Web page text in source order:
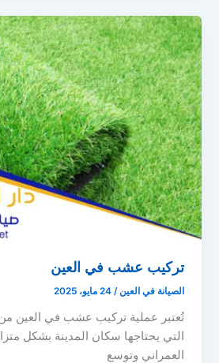
تركيب عشب في العين
الصيانة في العين /24 مايو، 2025
تُعتبر عملية تركيب عشب في العين من
التي يحتاجها سكان المدينة بشكل
العمراني وتوسع